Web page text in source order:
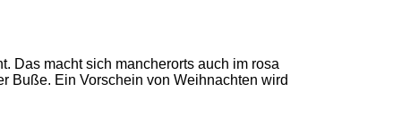
Das macht sich mancherorts auch im rosa
Buße. Ein Vorschein von Weihnachten wird